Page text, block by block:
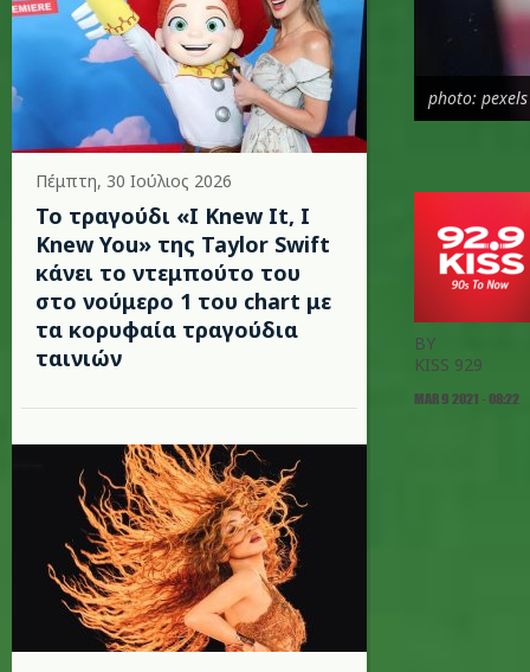
Πέμπτη, 30 Ιούλιος 2026
Το τραγούδι «I Knew It, I
Knew You» της Taylor Swift
κάνει το ντεμπούτο του
στο νούμερο 1 του chart με
τα κορυφαία τραγούδια
ταινιών
photo: pexels
BY
KISS 929
MAR 9 2021 - 08:22